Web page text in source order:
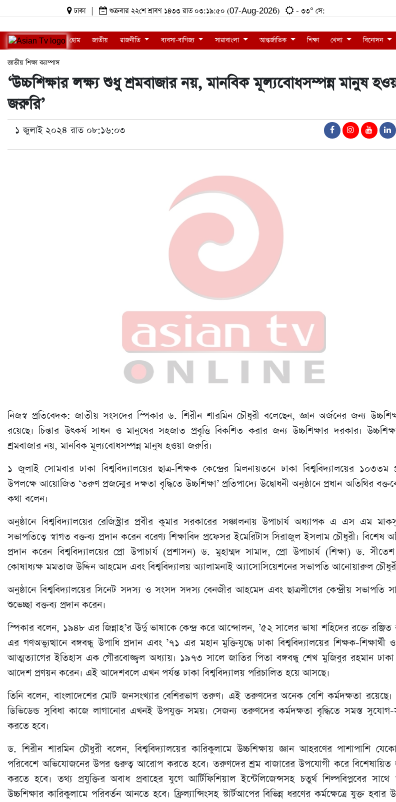
ঢাকা শুক্রবার ২২শে শ্রাবণ ১৪৩৩ রাত ০৩:১৯:৫০ (07-Aug-2026) - ৩৩° সে:
হোম জাতীয় রাজনীতি ব্যবসা-বাণিজ্য সারাবাংলা আন্তর্জাতিক শিক্ষা খেলা বিনোদন
জাতীয় শিক্ষা ক্যাম্পাস
‘উচ্চশিক্ষার লক্ষ্য শুধু শ্রমবাজার নয়, মানবিক মূল্যবোধসম্পন্ন মানুষ
জরুরি’
১ জুলাই ২০২৪ রাত ০৮:১৬:০৩
নিজস্ব প্রতিবেদক: জাতীয় সংসদের স্পিকার ড. শিরীন শারমিন চৌধুরী বলেছেন, জ্ঞান অর্জনের জন্য
রয়েছে। চিন্তার উৎকর্ষ সাধন ও মানুষের সহজাত প্রবৃত্তি বিকশিত করার জন্য উচ্চশিক্ষার দরকার।
শ্রমবাজার নয়, মানবিক মূল্যবোধসম্পন্ন মানুষ হওয়া জরুরি।
১ জুলাই সোমবার ঢাকা বিশ্ববিদ্যালয়ের ছাত্র-শিক্ষক কেন্দ্রের মিলনায়তনে ঢাকা বিশ্ববিদ্যালয়ের ১০৩তম
উপলক্ষে আয়োজিত ‘তরুণ প্রজন্মের দক্ষতা বৃদ্ধিতে উচ্চশিক্ষা’ প্রতিপাদ্যে উদ্বোধনী অনুষ্ঠানে প্রধান অতিথির
কথা বলেন।
অনুষ্ঠানে বিশ্ববিদ্যালয়ের রেজিস্ট্রার প্রবীর কুমার সরকারের সঞ্চালনায় উপাচার্য অধ্যাপক এ এস এম
সভাপতিত্বে স্বাগত বক্তব্য প্রদান করেন বরেণ্য শিক্ষাবিদ প্রফেসর ইমেরিটাস সিরাজুল ইসলাম চৌধুরী। বিশেষ
প্রদান করেন বিশ্ববিদ্যালয়ের প্রো উপাচার্য (প্রশাসন) ড. মুহাম্মদ সামাদ, প্রো উপাচার্য (শিক্ষা) ড. সীতেশ
কোষাধ্যক্ষ মমতাজ উদ্দিন আহমেদ এবং বিশ্ববিদ্যালয় অ্যালামনাই অ্যাসোসিয়েশনের সভাপতি আনোয়ারুল
অনুষ্ঠানে বিশ্ববিদ্যালয়ের সিনেট সদস্য ও সংসদ সদস্য বেনজীর আহমেদ এবং ছাত্রলীগের কেন্দ্রীয় সভাপতি
শুভেচ্ছা বক্তব্য প্রদান করেন।
স্পিকার বলেন, ১৯৪৮ এর জিন্নাহ’র ঊর্দু ভাষাকে কেন্দ্র করে আন্দোলন, ’৫২ সালের ভাষা শহিদের রক্তে
এর গণঅভ্যুত্থানে বঙ্গবন্ধু উপাধি প্রদান এবং ’৭১ এর মহান মুক্তিযুদ্ধে ঢাকা বিশ্ববিদ্যালয়ের শিক্ষক-শিক্ষার্থী
আত্মত্যাগের ইতিহাস এক গৌরবোজ্জ্বল অধ্যায়। ১৯৭৩ সালে জাতির পিতা বঙ্গবন্ধু শেখ মুজিবুর রহমান ঢাকা
আদেশ প্রণয়ন করেন। এই আদেশবলে এখন পর্যন্ত ঢাকা বিশ্ববিদ্যালয় পরিচালিত হয়ে আসছে।
তিনি বলেন, বাংলাদেশের মোট জনসংখ্যার বেশিরভাগ তরুণ। এই তরুণদের অনেক বেশি কর্মদক্ষতা রয়েছে।
ডিভিডেন্ড সুবিধা কাজে লাগানোর এখনই উপযুক্ত সময়। সেজন্য তরুণদের কর্মদক্ষতা বৃদ্ধিতে সমস্ত সুযোগ-
করতে হবে।
ড. শিরীন শারমিন চৌধুরী বলেন, বিশ্ববিদ্যালয়ের কারিকুলামে উচ্চশিক্ষায় জ্ঞান আহরণের পাশাপাশি
পরিবেশে অভিযোজনের উপর গুরুত্ব আরোপ করতে হবে। তরুণদের শ্রম বাজারের উপযোগী করে বিশেষায়িত
করতে হবে। তথ্য প্রযুক্তির অবাধ প্রবাহের যুগে আর্টিফিশিয়াল ইন্টেলিজেন্সসহ চতুর্থ শিল্পবিপ্লবের সাথে
উচ্চশিক্ষার কারিকুলামে পরিবর্তন আনতে হবে। ফ্রিল্যান্সিংসহ স্টার্টআপের বিভিন্ন ধরণের কর্মক্ষেত্রে যুক্ত